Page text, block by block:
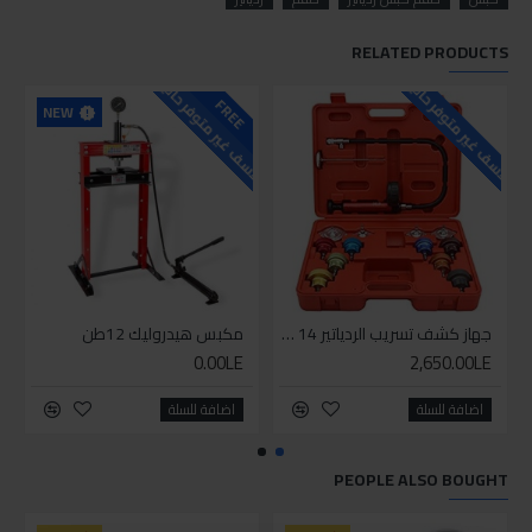
RELATED PRODUCTS
للاسف غير متوفر حاليا
جهاز كشف تسريب الردياتير 14 قطعة
2,650.00LE
اضافة للسلة
NEW FREE
للاسف غير متوفر حاليا
مكبس هيدروليك 12طن
0.00LE
اضافة للسلة
PEOPLE ALSO BOUGHT